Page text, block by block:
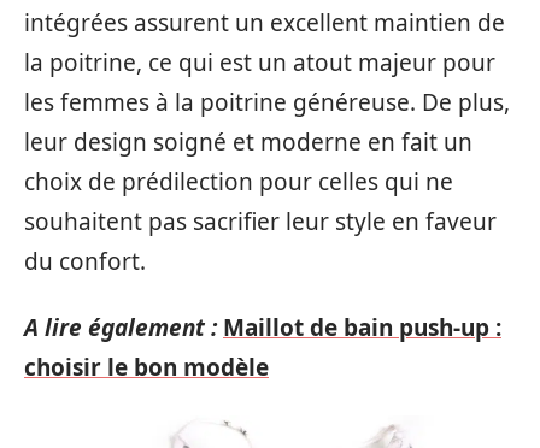
intégrées assurent un excellent maintien de
la poitrine, ce qui est un atout majeur pour
les femmes à la poitrine généreuse. De plus,
leur design soigné et moderne en fait un
choix de prédilection pour celles qui ne
souhaitent pas sacrifier leur style en faveur
du confort.
A lire également : Maillot de bain push-up :
choisir le bon modèle